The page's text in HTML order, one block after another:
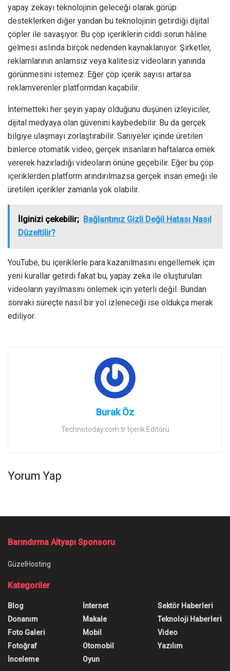
yapay zekayı teknolojinin geleceği olarak görüp
desteklerken diğer yandan bu teknolojinin getirdiği dijital
çöpler ile savaşıyor. Bu çöp içeriklerin ciddi sorun hâline
gelmesi aslında birçok nedenden kaynaklanıyor. Şirketler,
reklamlarının anlamsız veya kalitesiz videoların yanında
görünmesini istemez. Eğer çöp içerik sayısı artarsa
reklamverenler platformdan kaçabilir.
İnternetteki her şeyin yapay olduğunu düşünen izleyiciler,
dijital medyaya olan güvenini kaybedebilir. Bu da gerçek
bilgiye ulaşmayı zorlaştırabilir. Saniyeler içinde üretilen
binlerce otomatik video, gerçek insanların haftalarca emek
vererek hazırladığı videoların önüne geçebilir. Eğer bu çöp
içeriklerden platform arındırılmazsa gerçek insan emeği ile
üretilen içerikler zamanla yok olabilir.
İlginizi çekebilir; Bağlantınız Gizli Değil Hatası Nasıl
Düzeltilir?
YouTube, bu içeriklerle para kazanılmasını engellemek için
yeni kurallar getirdi fakat bu, yapay zeka ile oluşturulan
videoların yayılmasını önlemek için yeterli değil. Bundan
sonraki süreçte nasıl bir yol izleneceği ise oldukça merak
ediliyor.
Burak Öz
Technotoday.com.tr İçerik Editörü
Yorum Yap
Gmail’de E-Posta Değiştirmek
Mümkün Hâle Geliyor
Google, Gmail kullanıcılarına çok önceden
aldıkları ve artık kullanmak istemedikleri e-posta
adreslerini değiştirmenin yolunu sunacak.